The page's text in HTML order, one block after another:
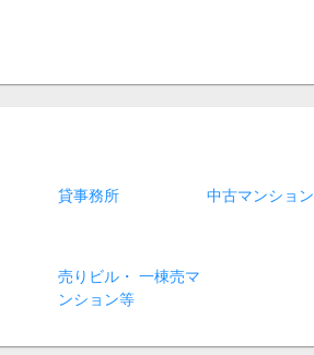
貸事務所 中古マンション
売りビル・ 一棟売マ
ンション等